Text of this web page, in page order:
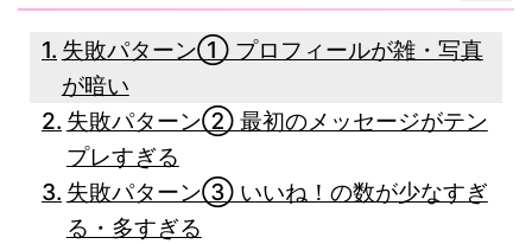
失敗パターン① プロフィールが雑・写真
が暗い
失敗パターン② 最初のメッセージがテン
プレすぎる
失敗パターン③ いいね！の数が少なすぎ
る・多すぎる